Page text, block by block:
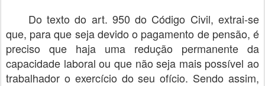
Do texto do art. 950 do Código Civil, extrai-se
que, para que seja devido o pagamento de pensão, é
preciso que haja uma redução permanente da
capacidade laboral ou que não seja mais possível ao
trabalhador o exercício do seu ofício. Sendo assim,